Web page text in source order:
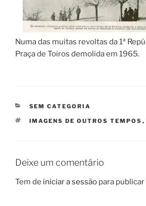
Numa das muitas revoltas da 1ª
Praça de Toiros demolida em 1965.
CATEGORIAS
SEM CATEGORIA
ETIQUETAS
IMAGENS DE OUTROS TEMPOS ,
Deixe um comentário
Tem de iniciar a sessão para